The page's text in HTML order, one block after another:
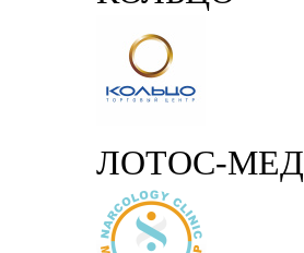
ЛОТОС-МЕД